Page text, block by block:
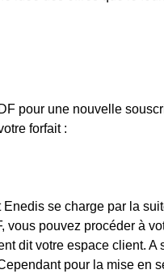
pour une nouvelle
forfait :
se charge par la
vous pouvez procéder à
dit votre espace client. A
pour la mise en